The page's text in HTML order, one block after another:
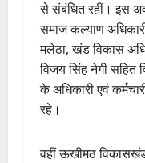
से संबंधित रहीं। इस
समाज कल्याण
मलेठा, खंड विकास
विजय सिंह नेगी सहित
के अधिकारी एवं
रहे।
वहीं ऊखीमठ